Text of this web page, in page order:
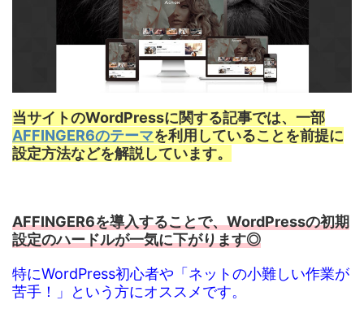
当サイトのWordPressに関する記事では、一部
AFFINGER6のテーマを利用していることを前提に
設定方法などを解説しています。
AFFINGER6を導入することで、WordPressの初期
設定のハードルが一気に下がります◎
特にWordPress初心者や「ネットの小難しい作業が
苦手！」という方にオススメです。